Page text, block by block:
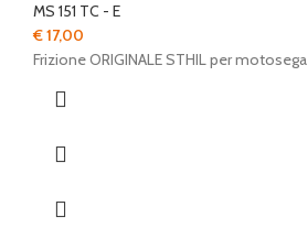
MS 151 TC - E
€17,00
Frizione ORIGINALE STHIL per motosega